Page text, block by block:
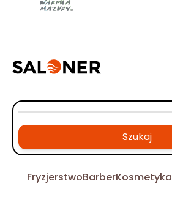
Szukaj
FryzjerstwoBarberKosmetyka